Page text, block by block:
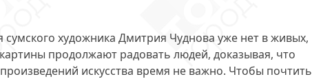
сумского художника Дмитрия Чуднова уже нет в живых,
продолжают радовать людей, доказывая, что
искусства время не важно. Чтобы почтить